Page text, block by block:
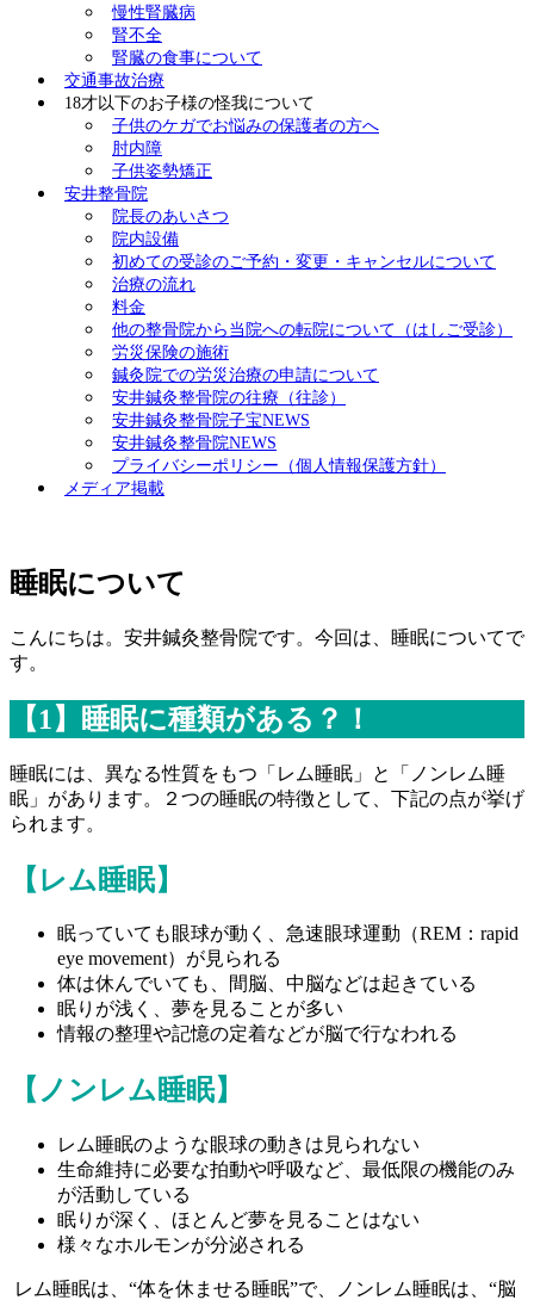
慢性腎臓病
腎不全
腎臓の食事について
交通事故治療
18才以下のお子様の怪我について
子供のケガでお悩みの保護者の方へ
肘内障
子供姿勢矯正
安井整骨院
院長のあいさつ
院内設備
初めての受診のご予約・変更・キャンセルについて
治療の流れ
料金
他の整骨院から当院への転院について（はしご受診）
労災保険の施術
鍼灸院での労災治療の申請について
安井鍼灸整骨院の往療（往診）
安井鍼灸整骨院子宝NEWS
安井鍼灸整骨院NEWS
プライバシーポリシー（個人情報保護方針）
メディア掲載
睡眠について
こんにちは。安井鍼灸整骨院です。今回は、睡眠についてで
す。
【1】睡眠に種類がある？！
睡眠には、異なる性質をもつ「レム睡眠」と「ノンレム睡
眠」があります。２つの睡眠の特徴として、下記の点が挙げ
られます。
【レム睡眠】
眠っていても眼球が動く、急速眼球運動（REM：rapid
eye movement）が見られる
体は休んでいても、間脳、中脳などは起きている
眠りが浅く、夢を見ることが多い
情報の整理や記憶の定着などが脳で行なわれる
【ノンレム睡眠】
レム睡眠のような眼球の動きは見られない
生命維持に必要な拍動や呼吸など、最低限の機能のみ
が活動している
眠りが深く、ほとんど夢を見ることはない
様々なホルモンが分泌される
レム睡眠は、“体を休ませる睡眠”で、ノンレム睡眠は、“脳